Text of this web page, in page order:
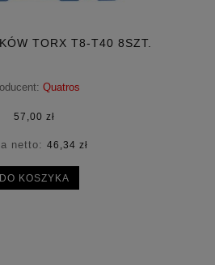
TORX T8-T40 8SZT.
Quatros
57,00 zł
netto: 46,34 zł
DO KOSZYKA